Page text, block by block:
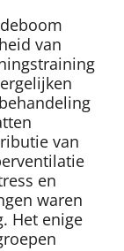
van
van
en
waren
Het enige